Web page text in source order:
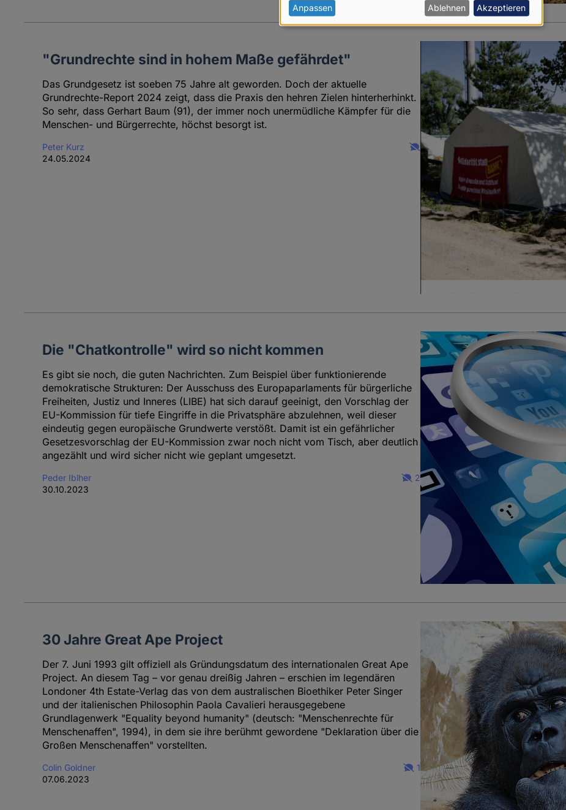
"Grundrechte sind in hohem Maße gefährdet"
Das Grundgesetz ist soeben 75 Jahre alt geworden. Doch der aktuelle
Grundrechte-Report 2024 zeigt, dass die Praxis den hehren Zielen hinterherhinkt.
So sehr, dass Gerhart Baum (91), der immer noch unermüdliche Kämpfer für die
Menschen- und Bürgerrechte, höchst besorgt ist.
Peter Kurz
24.05.2024
Die "Chatkontrolle" wird so nicht kommen
Es gibt sie noch, die guten Nachrichten. Zum Beispiel über funktionierende
demokratische Strukturen: Der Ausschuss des Europaparlaments für bürgerliche
Freiheiten, Justiz und Inneres (LIBE) hat sich darauf geeinigt, den Vorschlag der
EU-Kommission für tiefe Eingriffe in die Privatsphäre abzulehnen, weil dieser
eindeutig gegen europäische Grundwerte verstößt. Damit ist ein gefährlicher
Gesetzesvorschlag der EU-Kommission zwar noch nicht vom Tisch, aber deutlich
angezählt und wird sicher nicht wie geplant umgesetzt.
Peder Iblher
30.10.2023
2
30 Jahre Great Ape Project
Der 7. Juni 1993 gilt offiziell als Gründungsdatum des internationalen Great Ape
Project. An diesem Tag – vor genau dreißig Jahren – erschien im legendären
Londoner 4th Estate-Verlag das von dem australischen Bioethiker Peter Singer
und der italienischen Philosophin Paola Cavalieri herausgegebene
Grundlagenwerk "Equality beyond humanity" (deutsch: "Menschenrechte für
Menschenaffen", 1994), in dem sie ihre berühmt gewordene "Deklaration über die
Großen Menschenaffen" vorstellten.
Colin Goldner
07.06.2023
1
personenbezogenen
Daten
Cookies
Anpassen Ablehnen Akzeptieren